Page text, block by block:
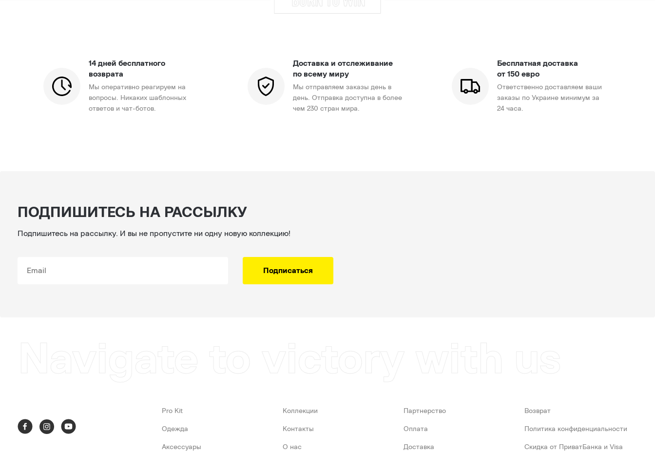
14 дней бесплатного
возврата
Мы оперативно реагируем на
вопросы. Никаких шаблонных
ответов и чат-ботов.
Доставка и отслеживание
по всему миру
Мы отправляем заказы день в
день. Отправка доступна в более
чем 230 стран мира.
Бесплатная доставка
от 150 евро
Ответственно доставляем ваши
заказы по Украине минимум за
24 часа.
ПОДПИШИТЕСЬ НА РАССЫЛКУ
Подпишитесь на рассылку. И вы не пропустите ни одну новую коллекцию!
Подписаться
Pro Kit
Одежда
Аксессуары
Коллекции
Контакты
О нас
Партнерство
Оплата
Доставка
Возврат
Политика конфиденциальности
Скидка от ПриватБанка и Visa